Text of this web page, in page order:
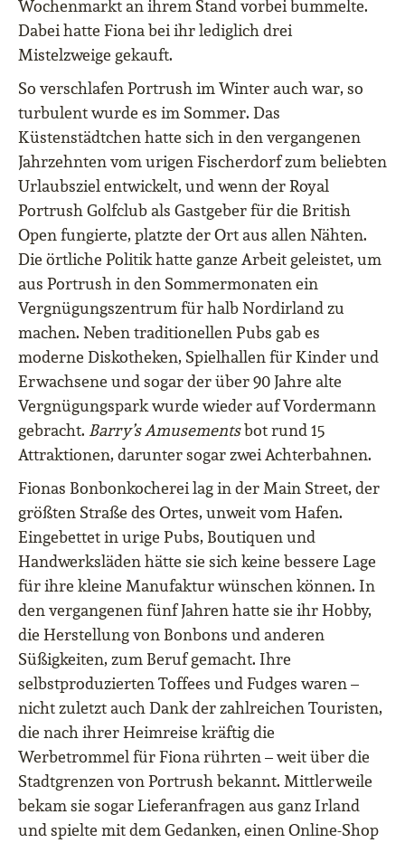
Wochenmarkt an ihrem Stand vorbei bummelte.
Dabei hatte Fiona bei ihr lediglich drei
Mistelzweige gekauft.
So verschlafen Portrush im Winter auch war, so
turbulent wurde es im Sommer. Das
Küstenstädtchen hatte sich in den vergangenen
Jahrzehnten vom urigen Fischerdorf zum beliebten
Urlaubsziel entwickelt, und wenn der Royal
Portrush Golfclub als Gastgeber für die British
Open fungierte, platzte der Ort aus allen Nähten.
Die örtliche Politik hatte ganze Arbeit geleistet, um
aus Portrush in den Sommermonaten ein
Vergnügungszentrum für halb Nordirland zu
machen. Neben traditionellen Pubs gab es
moderne Diskotheken, Spielhallen für Kinder und
Erwachsene und sogar der über 90 Jahre alte
Vergnügungspark wurde wieder auf Vordermann
gebracht. Barry’sAmusementsbot rund 15
Attraktionen, darunter sogar zwei Achterbahnen.
Fionas Bonbonkocherei lag in der Main Street, der
größten Straße des Ortes, unweit vom Hafen.
Eingebettet in urige Pubs, Boutiquen und
Handwerksläden hätte sie sich keine bessere Lage
für ihre kleine Manufaktur wünschen können. In
den vergangenen fünf Jahren hatte sie ihr Hobby,
die Herstellung von Bonbons und anderen
Süßigkeiten, zum Beruf gemacht. Ihre
selbstproduzierten Toffees und Fudges waren –
nicht zuletzt auch Dank der zahlreichen Touristen,
die nach ihrer Heimreise kräftig die
Werbetrommel für Fiona rührten – weit über die
Stadtgrenzen von Portrush bekannt. Mittlerweile
bekam sie sogar Lieferanfragen aus ganz Irland
und spielte mit dem Gedanken, einen Online-Shop